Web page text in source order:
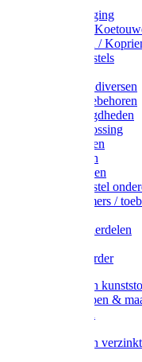
Uierverzorging
Halsters &
Halsriemen /
Koerugborstels
Koe / Stier diversen
Melkers toebehoren
Stalbenodigdheden
Kalververlossing
Stierenringen
Onthoornen
Kalverflessen
Koerugborstel
Kalveremmers /
Koelift onderdelen
Uieronthaarder
Voerbakken
Voerscheppen &
Voerbakken verzinkt